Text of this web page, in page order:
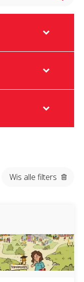
Wis alle filters